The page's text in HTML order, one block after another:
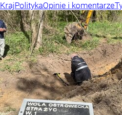
KrajPolitykaOpinie i komentarze